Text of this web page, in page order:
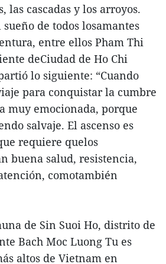
las cascadas y los arroyos.
de todos losamantes
entre ellos Pham Thi
deCiudad de Ho Chi
lo siguiente: “Cuando
para conquistar la cumbre
muy emocionada, porque
salvaje. El ascenso es
requiere quelos
buena salud, resistencia,
comotambién
de Sin Suoi Ho, distrito de
Bach Moc Luong Tu es
altos de Vietnam en